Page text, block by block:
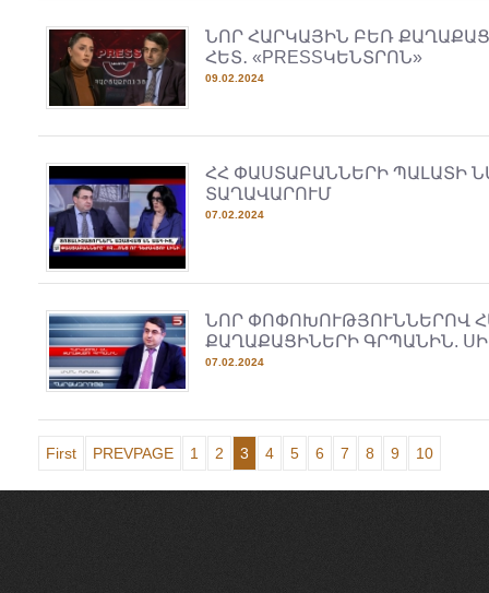
ՆՈՐ ՀԱՐԿԱՅԻՆ ԲԵՌ
ՀԵՏ․ «PRESSԿԵՆՏՐՈՆ»
09.02.2024
ՀՀ ՓԱՍՏԱԲԱՆՆԵՐԻ ՊԱԼԱՏԻ
ՏԱՂԱՎԱՐՈՒՄ
07.02.2024
ՆՈՐ ՓՈՓՈԽՈՒԹՅՈՒՆՆԵՐՈՎ
ՔԱՂԱՔԱՑԻՆԵՐԻ ԳՐՊԱՆԻՆ.
07.02.2024
First PREVPAGE 1 2 3 4 5 6 7 8 9 10